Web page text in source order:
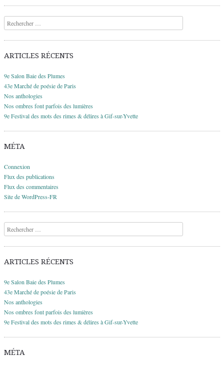
Recherche
ARTICLES RÉCENTS
9e Salon Baie des Plumes
43e Marché de poésie de Paris
Nos anthologies
Nos ombres font parfois des lumières
9e Festival des mots des rimes & délires à Gif-sur-Yvette
MÉTA
Connexion
Flux des publications
Flux des commentaires
Site de WordPress-FR
Recherche
ARTICLES RÉCENTS
9e Salon Baie des Plumes
43e Marché de poésie de Paris
Nos anthologies
Nos ombres font parfois des lumières
9e Festival des mots des rimes & délires à Gif-sur-Yvette
MÉTA